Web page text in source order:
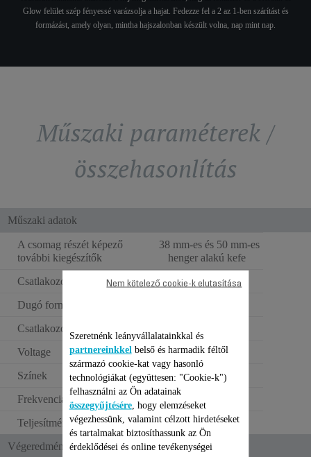
Glow felület szép fényessé varázsolja a hajat. Fedezze fel a 2 az 1-ben szárítást és
formázást, amely olyan, mintha hajszalonban készült volna, nap mint nap.
Műszaki paraméterek /
összehasonlítás
Műszaki adatok
A csomag részét képező
további kiegészítők
38 mm-es és 50 mm-es
henger alakú kefe
Csatlakozó színe
Fekete
Dugó formája
Csatlakozóaljzat típusa
Voltage
220–240 V
Színek
Fekete és piros
Frekvencia
50–60 Hz
Teljesítmény
630-750 W
Végeredmény/ Használat
Szeretnénk leányvállalatainkkal és
partnereinkkel belső és harmadik féltől
származó cookie-kat vagy hasonló
technológiákat (együttesen: "Cookie-k")
felhasználni az Ön adatainak
összegyűjtésére, hogy elemzéseket
végezhessünk, valamint célzott hirdetéseket
és tartalmakat biztosíthassunk az Ön
érdeklődései és online tevékenységei
Nem kötelező cookie-k elutasítása